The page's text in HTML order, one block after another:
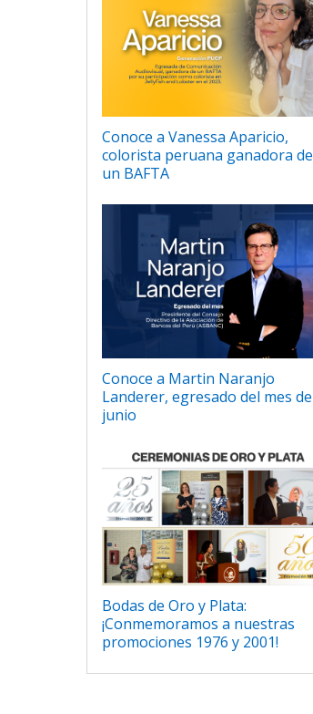
Conoce a Vanessa Aparicio,
colorista peruana ganadora de
un BAFTA
Conoce a Martin Naranjo
Landerer, egresado del mes de
junio
Bodas de Oro y Plata:
¡Conmemoramos a nuestras
promociones 1976 y 2001!